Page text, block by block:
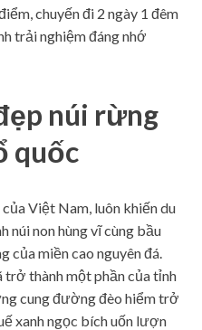
chuyến đi 2 ngày 1 đêm
trải nghiệm đáng nhớ
núi rừng
quốc
Việt Nam, luôn khiến du
núi non hùng vĩ cùng bầu
của miền cao nguyên đá.
trở thành một phần của tỉnh
cung đường đèo hiểm trở
xanh ngọc bích uốn lượn